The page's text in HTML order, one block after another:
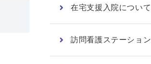
在宅支援入院について
訪問看護ステーション